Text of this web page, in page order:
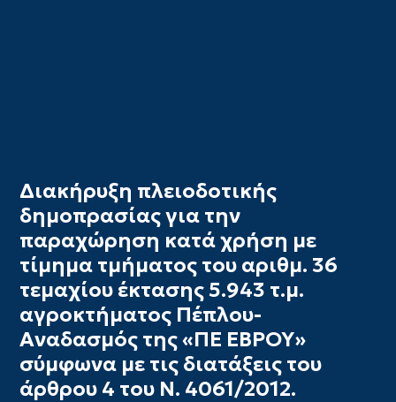
Διακήρυξη πλειοδοτικής
δημοπρασίας για την
παραχώρηση κατά χρήση με
τίμημα τμήματος του αριθμ. 36
τεμαχίου έκτασης 5.943 τ.μ.
αγροκτήματος Πέπλου-
Αναδασμός της «ΠΕ ΕΒΡΟΥ»
σύμφωνα με τις διατάξεις του
άρθρου 4 του Ν. 4061/2012.